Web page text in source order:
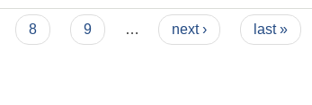
8 9 … next › last »